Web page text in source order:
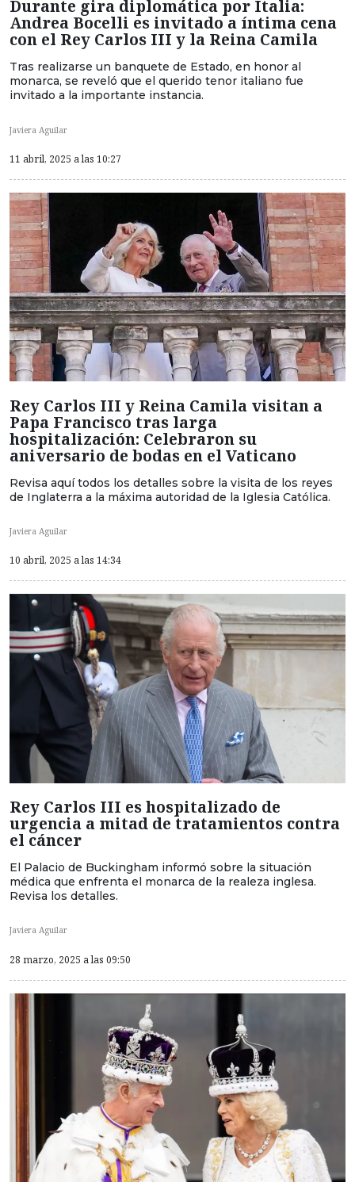
Durante gira diplomática por Italia:
Andrea Bocelli es invitado a íntima cena
con el Rey Carlos III y la Reina Camila
Tras realizarse un banquete de Estado, en honor al
monarca, se reveló que el querido tenor italiano fue
invitado a la importante instancia.
Javiera Aguilar
11 abril, 2025 a las 10:27
Rey Carlos III y Reina Camila visitan a
Papa Francisco tras larga
hospitalización: Celebraron su
aniversario de bodas en el Vaticano
Revisa aquí todos los detalles sobre la visita de los reyes
de Inglaterra a la máxima autoridad de la Iglesia Católica.
Javiera Aguilar
10 abril, 2025 a las 14:34
Rey Carlos III es hospitalizado de
urgencia a mitad de tratamientos contra
el cáncer
El Palacio de Buckingham informó sobre la situación
médica que enfrenta el monarca de la realeza inglesa.
Revisa los detalles.
Javiera Aguilar
28 marzo, 2025 a las 09:50